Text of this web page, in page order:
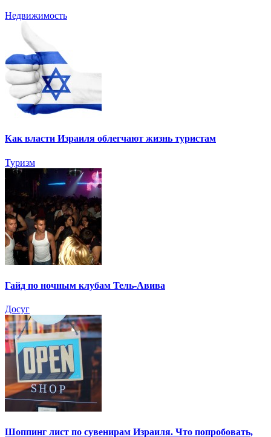
Недвижимость
Как власти Израиля облегчают жизнь туристам
Туризм
Гайд по ночным клубам Тель-Авива
Досуг
Шоппинг лист по сувенирам Израиля. Что попробовать,